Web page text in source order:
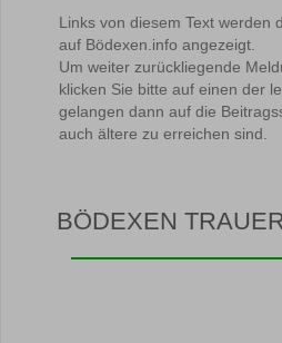
Links von diesem Text werden
auf Bödexen.info angezeigt.
Um weiter zurückliegende
klicken Sie bitte auf einen der
gelangen dann auf die
auch ältere zu erreichen sind.
BÖDEXEN